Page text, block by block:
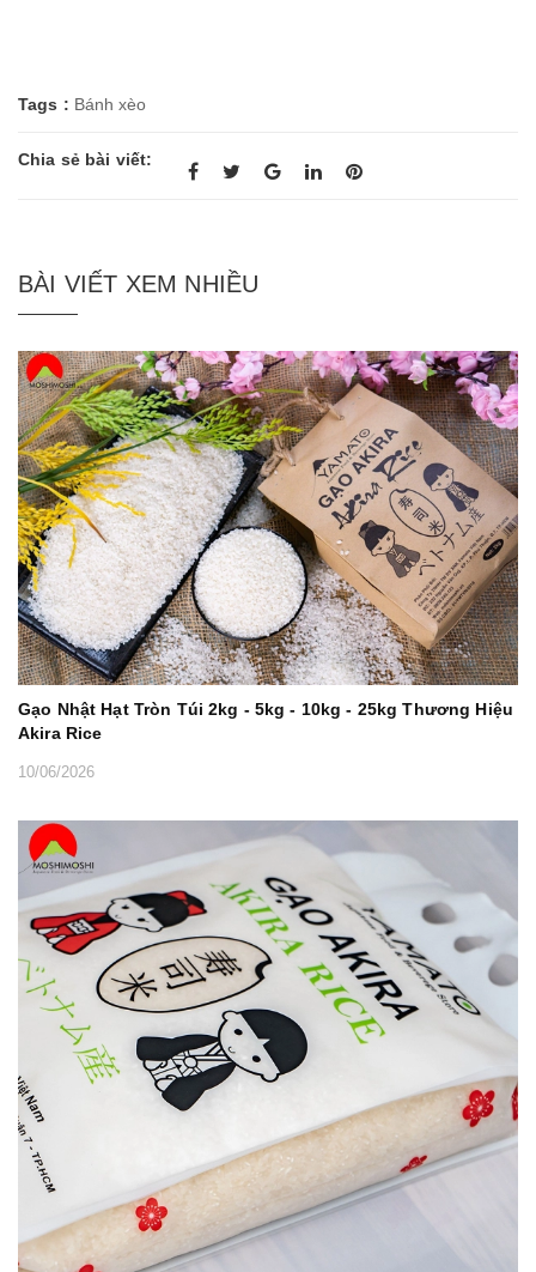
Tags : Bánh xèo
Chia sẻ bài viết:
BÀI VIẾT XEM NHIỀU
Gạo Nhật Hạt Tròn Túi 2kg - 5kg - 10kg - 25kg Thương Hiệu
Akira Rice
10/06/2026